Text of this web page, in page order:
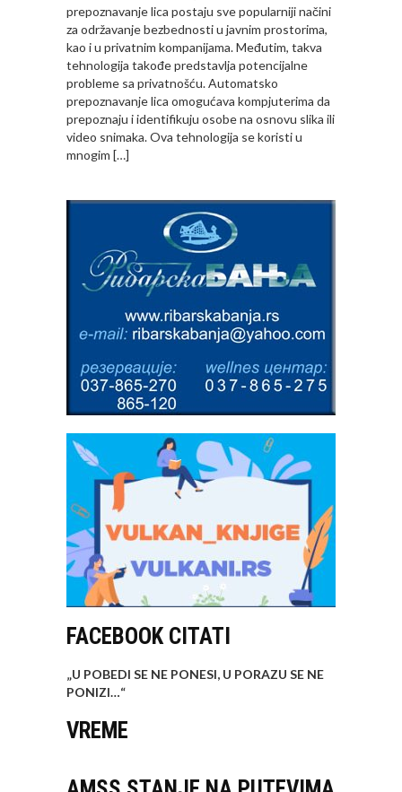
prepoznavanje lica postaju sve popularniji načini
za održavanje bezbednosti u javnim prostorima,
kao i u privatnim kompanijama. Međutim, takva
tehnologija takođe predstavlja potencijalne
probleme sa privatnošću. Automatsko
prepoznavanje lica omogućava kompjuterima da
prepoznaju i identifikuju osobe na osnovu slika ili
video snimaka. Ova tehnologija se koristi u
mnogim […]
FACEBOOK CITATI
„U POBEDI SE NE PONESI, U PORAZU SE NE
PONIZI…“
VREME